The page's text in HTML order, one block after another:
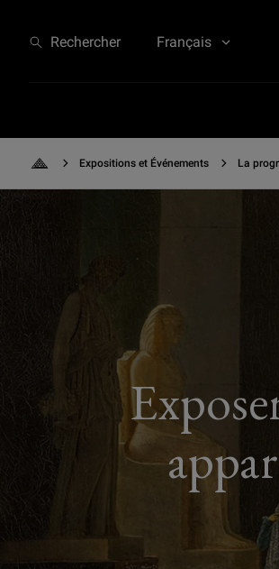
Rechercher Français
Retour à l'accueil
Expositions et Événements La